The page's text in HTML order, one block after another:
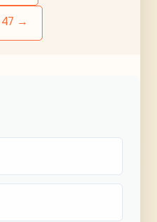
47 →